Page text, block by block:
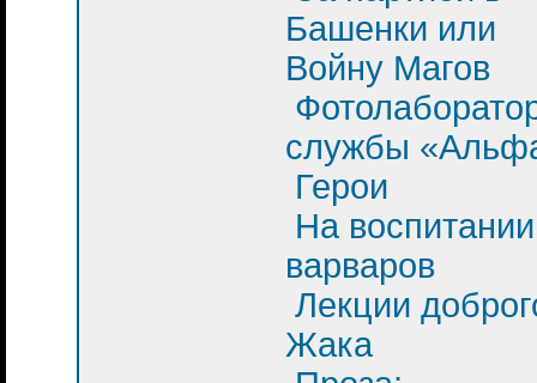
Башенки или
Войну Магов
службы
Герои
На
варваров
Лекции
Жака